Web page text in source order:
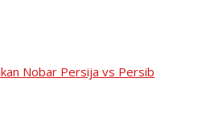
Nobar Persija vs Persib